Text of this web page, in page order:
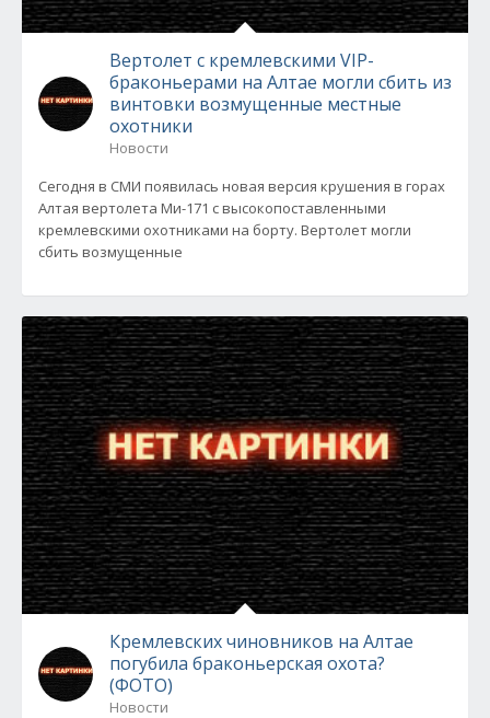
Вертолет с кремлевскими VIP-
браконьерами на Алтае могли сбить из
винтовки возмущенные местные
охотники
Новости
Сегодня в СМИ появилась новая версия крушения в горах
Алтая вертолета Ми-171 с высокопоставленными
кремлевскими охотниками на борту. Вертолет могли
сбить возмущенные
Кремлевских чиновников на Алтае
погубила браконьерская охота?
(ФОТО)
Новости